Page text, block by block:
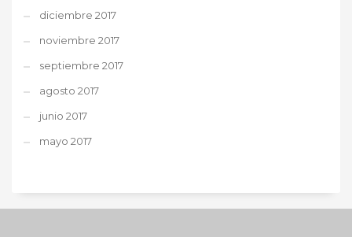
diciembre 2017
noviembre 2017
septiembre 2017
agosto 2017
junio 2017
mayo 2017